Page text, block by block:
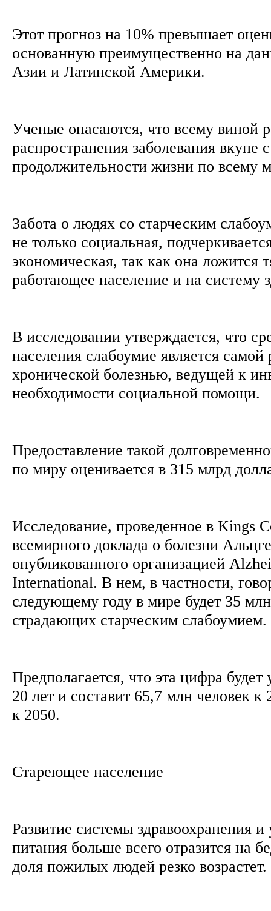
Этот прогноз на 10% превышает
основанную преимущественно на
Азии и Латинской Америки.
Ученые опасаются, что всему виной
распространения заболевания вкупе
продолжительности жизни по всему
Забота о людях со старческим
не только социальная,
экономическая, так как она ложится
работающее население и на систему
В исследовании утверждается, что
населения слабоумие является
хронической болезнью, ведущей к
необходимости социальной помощи.
Предоставление такой
по миру оценивается в 315 млрд
Исследование, проведенное в Kings
всемирного доклада о болезни
опубликованного организацией
International. В нем, в частности,
следующему году в мире будет 35
страдающих старческим слабоумием.
Предполагается, что эта цифра будет
20 лет и составит 65,7 млн человек к
к 2050.
Стареющее население
Развитие системы здравоохранения
питания больше всего отразится на
доля пожилых людей резко возрастет.